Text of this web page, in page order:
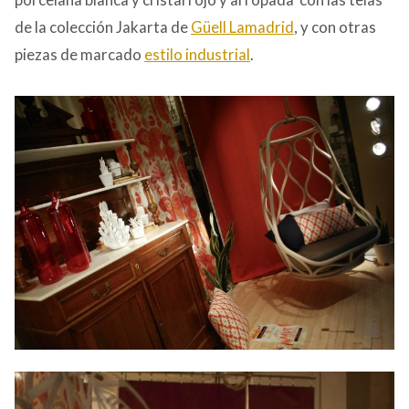
de la colección Jakarta deGüell Lamadrid, y con otras
piezas de marcado estilo industrial.